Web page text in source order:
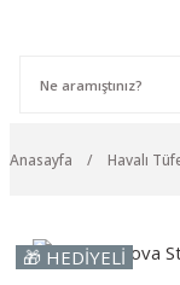
Anasayfa Havalı
🎁 HEDİYELİ